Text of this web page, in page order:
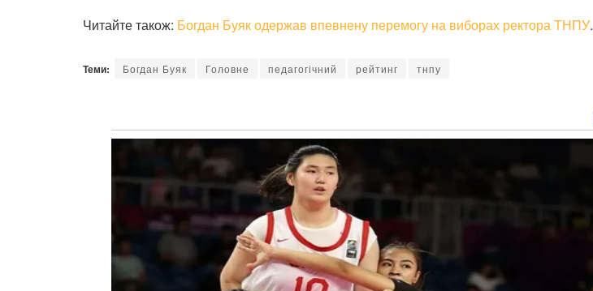
Читайте також: Богдан Буяк одержав впевнену перемогу на виборах ректора ТНПУ.
Теми: Богдан Буяк Головне педагогічний рейтинг тнпу